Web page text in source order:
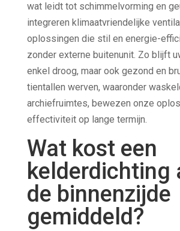
wat leidt tot schimmelvorming en
integreren klimaatvriendelijke
oplossingen die stil en energie-
zonder externe buitenunit. Zo blijft
enkel droog, maar ook gezond en
tientallen werven, waaronder
archiefruimtes, bewezen onze
effectiviteit op lange termijn.
Wat kost een
kelderdichting
de binnenzijde
gemiddeld?